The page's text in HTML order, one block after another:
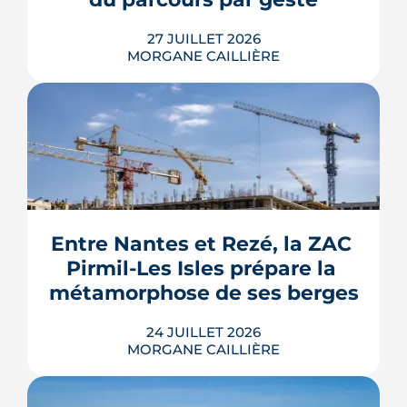
27 JUILLET 2026
MORGANE CAILLIÈRE
Le Gouvernement prévoit de retirer six
familles de travaux du parcours « par
geste » de MaPrimeRénov' au 1er
septembre 2026, sous réserve de la
publication des textes définitifs.
fenêtres, VMC, chauffe-eau
thermodynamique, chauffage au bois
et solaire thermi...
Entre Nantes et Rezé, la ZAC
Pirmil-Les Isles prépare la
métamorphose de ses berges
24 JUILLET 2026
MORGANE CAILLIÈRE